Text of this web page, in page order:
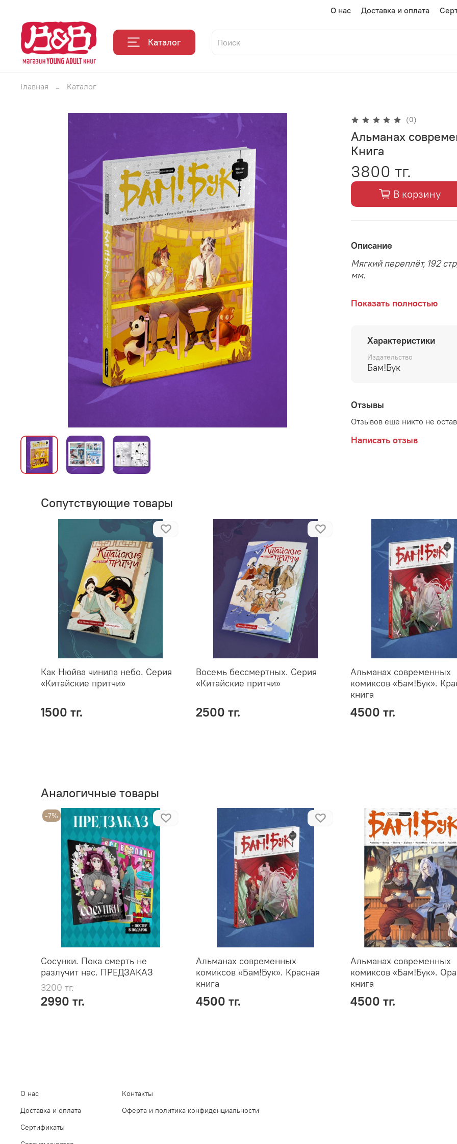
О нас Доставка и оплата
Каталог
Главная Каталог
(0)
Альманах
Книга
3800 тг.
В корзину
Описание
Мягкий переплёт, 192
мм.
Поднебесной.
поэзии Ли Бо, как
неожиданный порядок
Комиксы подготовили
великолепные
авторы.
Показать полностью
Характеристики
Издательство
Бам!Бук
Отзывы
Отзывов еще никто не
Написать отзыв
Сопутствующие товары
Как Нюйва чинила небо. Серия
«Китайские притчи»
1500 тг.
Восемь бессмертных. Серия
«Китайские притчи»
2500 тг.
Альманах современных
комиксов «Бам!Бук».
книга
4500 тг.
Аналогичные товары
-7%
Сосунки. Пока смерть не
разлучит нас. ПРЕДЗАКАЗ
3200 тг.
2990 тг.
Альманах современных
комиксов «Бам!Бук». Красная
книга
4500 тг.
Альманах современных
комиксов «Бам!Бук».
книга
4500 тг.
О нас
Доставка и оплата
Сертификаты
Контакты
Оферта и политика конфиденциальности